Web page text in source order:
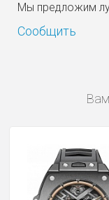
Мы предложим
Сообщить